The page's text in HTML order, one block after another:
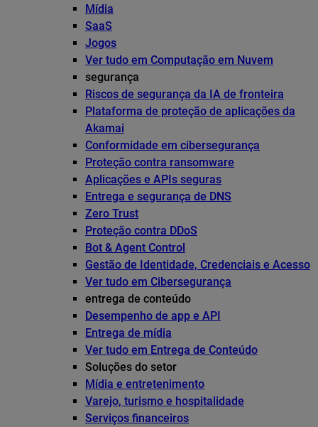
Mídia
SaaS
Jogos
Ver tudo em Computação em Nuvem
segurança
Riscos de segurança da IA de fronteira
Plataforma de proteção de aplicações da
Akamai
Conformidade em cibersegurança
Proteção contra ransomware
Aplicações e APIs seguras
Entrega e segurança de DNS
Zero Trust
Proteção contra DDoS
Bot & Agent Control
Gestão de Identidade, Credenciais e Acesso
Ver tudo em Cibersegurança
entrega de conteúdo
Desempenho de app e API
Entrega de mídia
Ver tudo em Entrega de Conteúdo
Soluções do setor
Mídia e entretenimento
Varejo, turismo e hospitalidade
Serviços financeiros